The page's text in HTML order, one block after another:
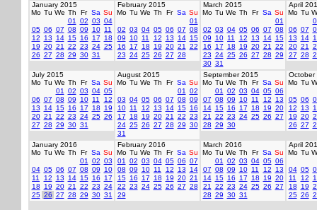
January 2015
Mo Tu We Th Fr Sa Su
01
02 03 04
05 06 07 08 09 10 11
12
13 14 15 16 17
18
19 20 21 22 23 24 25
26 27 28 29 30 31
February 2015
Mo Tu We Th Fr Sa Su
01
02 03 04 05 06 07 08
09
10 11 12 13 14 15
16
17 18 19 20 21
22
23 24 25 26 27 28
March 2015
Mo Tu We Th Fr Sa Su
01
02 03 04 05 06 07 08
09
10 11 12 13 14 15
16
17 18 19 20 21
22
23 24 25 26 27 28 29
30 31
April
Mo Tu
06 07
13
14
20 21
27 28
July 2015
Mo Tu We Th Fr Sa Su
01
02 03 04 05
06 07 08 09 10 11
12
13
14 15 16 17 18
19
20 21 22 23 24 25 26
27 28 29 30 31
August 2015
Mo Tu We Th Fr Sa Su
01
02
03 04 05 06 07 08 09
10 11 12 13 14 15 16
17
18 19 20 21 22 23
24 25 26 27 28 29 30
31
September 2015
Mo Tu We Th Fr Sa Su
01
02 03 04 05 06
07 08 09 10 11 12
13
14 15 16 17 18 19 20
21
22 23 24 25 26 27
28 29 30
October
Mo Tu
05 06
12
13
19 20
26 27
January 2016
Mo Tu We Th Fr Sa Su
01
02 03
04 05 06 07 08 09
10
11
12 13 14 15 16
17
18
19 20 21 22 23 24
25 26 27 28 29 30 31
February 2016
Mo Tu We Th Fr Sa Su
01
02 03 04 05 06 07
08 09 10 11 12 13
14
15 16 17 18 19 20 21
22 23 24 25 26 27 28
29
March 2016
Mo Tu We Th Fr Sa Su
01
02 03 04 05 06
07 08 09 10 11 12
13
14 15 16 17 18 19 20
21
22 23 24 25 26 27
28 29 30 31
April
Mo Tu
04 05
11
12
18
19
25 26